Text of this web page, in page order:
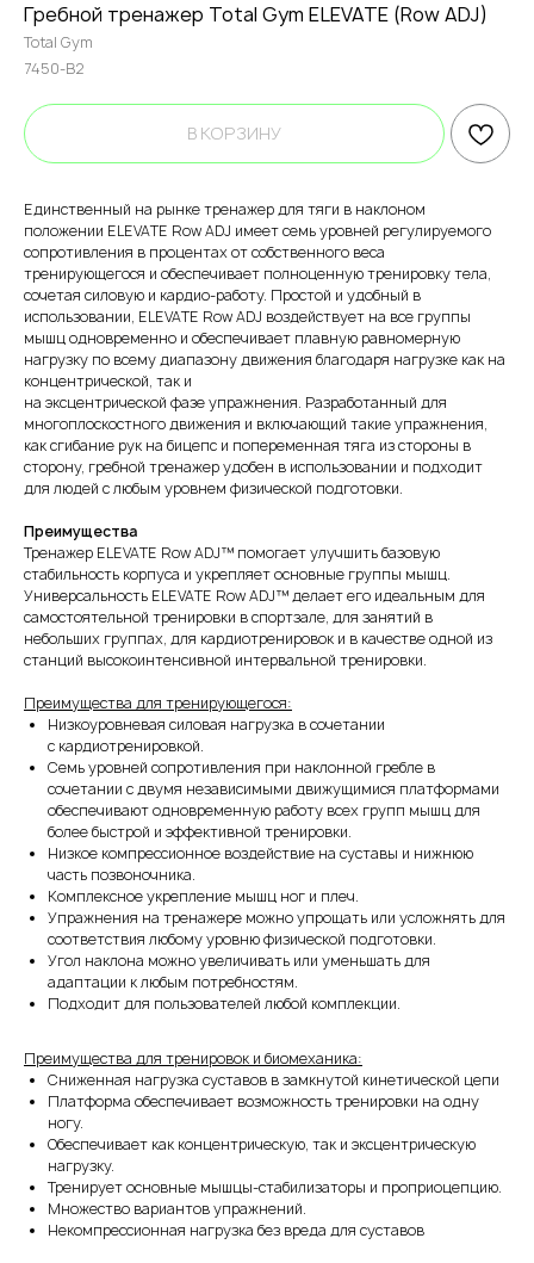
Гребной тренажер Total Gym ELEVATE (Row ADJ)
Total Gym
7450-B2
В КОРЗИНУ
Единственный на рынке тренажер для тяги в наклоном
положении ELEVATE Row ADJ имеет семь уровней регулируемого
сопротивления в процентах от собственного веса
тренирующегося и обеспечивает полноценную тренировку тела,
сочетая силовую и кардио-работу. Простой и удобный в
использовании, ELEVATE Row ADJ воздействует на все группы
мышц одновременно и обеспечивает плавную равномерную
нагрузку по всему диапазону движения благодаря нагрузке как на
концентрической, так и
на эксцентрической фазе упражнения. Разработанный для
многоплоскостного движения и включающий такие упражнения,
как сгибание рук на бицепс и попеременная тяга из стороны в
сторону, гребной тренажер удобен в использовании и подходит
для людей с любым уровнем физической подготовки.
Преимущества
Тренажер ELEVATE Row ADJ™ помогает улучшить базовую
стабильность корпуса и укрепляет основные группы мышц.
Универсальность ELEVATE Row ADJ™ делает его идеальным для
самостоятельной тренировки в спортзале, для занятий в
небольших группах, для кардиотренировок и в качестве одной из
станций высокоинтенсивной интервальной тренировки.
Преимущества для тренирующегося:
Низкоуровневая силовая нагрузка в сочетании
с кардиотренировкой.
Семь уровней сопротивления при наклонной гребле в
сочетании с двумя независимыми движущимися платформами
обеспечивают одновременную работу всех групп мышц для
более быстрой и эффективной тренировки.
Низкое компрессионное воздействие на суставы и нижнюю
часть позвоночника.
Комплексное укрепление мышц ног и плеч.
Упражнения на тренажере можно упрощать или усложнять для
соответствия любому уровню физической подготовки.
Угол наклона можно увеличивать или уменьшать для
адаптации к любым потребностям.
Подходит для пользователей любой комплекции.
Преимущества для тренировок и биомеханика:
Сниженная нагрузка суставов в замкнутой кинетической цепи
Платформа обеспечивает возможность тренировки на одну
ногу.
Обеспечивает как концентрическую, так и эксцентрическую
нагрузку.
Тренирует основные мышцы-стабилизаторы и проприоцепцию.
Множество вариантов упражнений.
Некомпрессионная нагрузка без вреда для суставов